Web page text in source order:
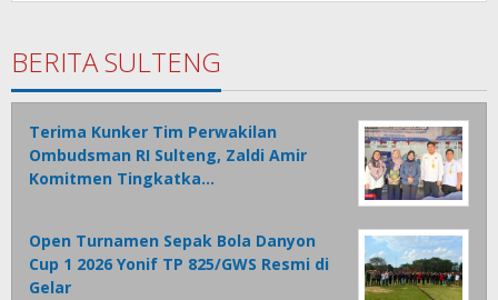
BERITA SULTENG
Terima Kunker Tim Perwakilan
Ombudsman RI Sulteng, Zaldi Amir
Komitmen Tingkatka…
Open Turnamen Sepak Bola Danyon
Cup 1 2026 Yonif TP 825/GWS Resmi di
Gelar